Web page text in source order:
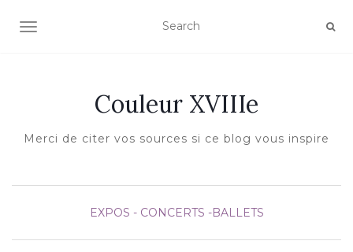
AFFICHER/MASQUER LA NAVIGATION
Couleur XVIIIe
Merci de citer vos sources si ce blog vous inspire
EXPOS - CONCERTS -BALLETS